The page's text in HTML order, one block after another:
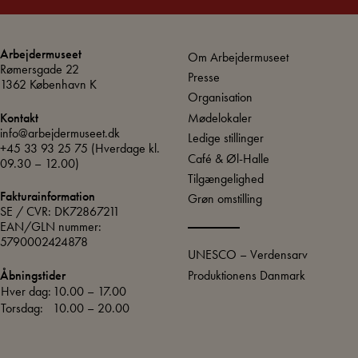
Arbejdermuseet
Rømersgade 22
1362 København K
Kontakt
info@arbejdermuseet.dk
+45 33 93 25 75 (Hverdage kl.
09.30 – 12.00)
Fakturainformation
SE / CVR: DK72867211
EAN/GLN nummer:
5790002424878
Åbningstider
Hver dag: 10.00 – 17.00
Torsdag:
10.00 – 20.00
Om Arbejdermuseet
Presse
Organisation
Mødelokaler
Ledige stillinger
Café & Øl-Halle
Tilgængelighed
Grøn omstilling
UNESCO – Verdensarv
Produktionens Danmark